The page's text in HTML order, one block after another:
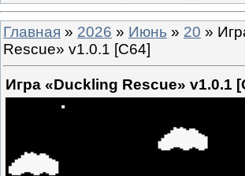
Главная » 2026 » Июнь » 20 »
Rescue» v1.0.1 [C64]
Игра «Duckling Rescue» v1.0.1